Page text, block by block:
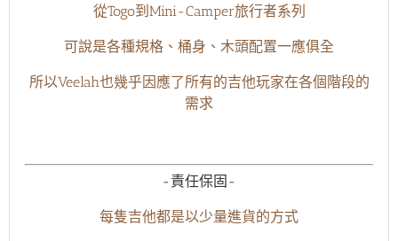
從Togo到Mini-Camper旅行者系列
可說是各種規格、桶身、木頭配置一應俱全
所以Veelah也幾乎因應了所有的吉他玩家在各個階段的
需求
-責任保固-
每隻吉他都是以少量進貨的方式